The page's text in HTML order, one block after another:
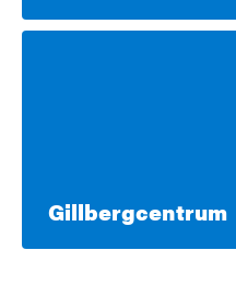
Gillbergcentrum